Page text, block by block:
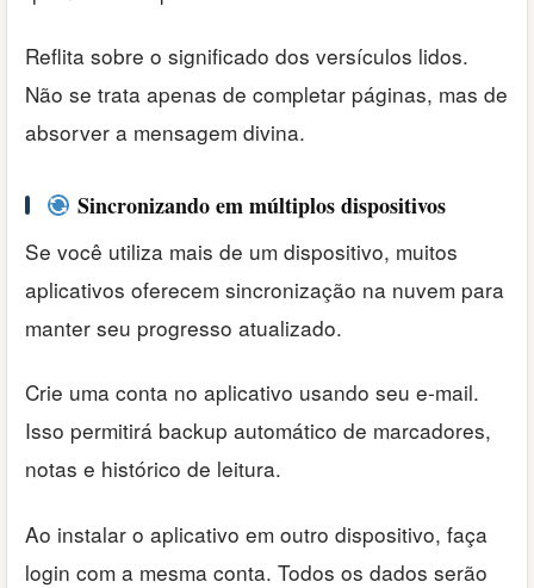
Reflita sobre o significado dos versículos lidos.
Não se trata apenas de completar páginas, mas de
absorver a mensagem divina.
Sincronizando em múltiplos dispositivos
Se você utiliza mais de um dispositivo, muitos
aplicativos oferecem sincronização na nuvem para
manter seu progresso atualizado.
Crie uma conta no aplicativo usando seu e-mail.
Isso permitirá backup automático de marcadores,
notas e histórico de leitura.
Ao instalar o aplicativo em outro dispositivo, faça
login com a mesma conta. Todos os dados serão